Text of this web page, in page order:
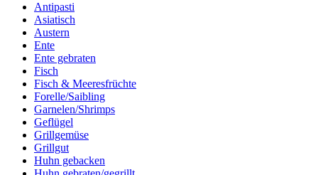
Antipasti
Asiatisch
Austern
Ente
Ente gebraten
Fisch
Fisch & Meeresfrüchte
Forelle/Saibling
Garnelen/Shrimps
Geflügel
Grillgemüse
Grillgut
Huhn gebacken